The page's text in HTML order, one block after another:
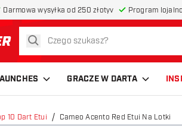
Darmowa wysyłka od 250 złotyv Program
głównej
szukaj
GRACZE W DARTA
10 Dart Etui Cameo Acento Red Etui Na Lotki